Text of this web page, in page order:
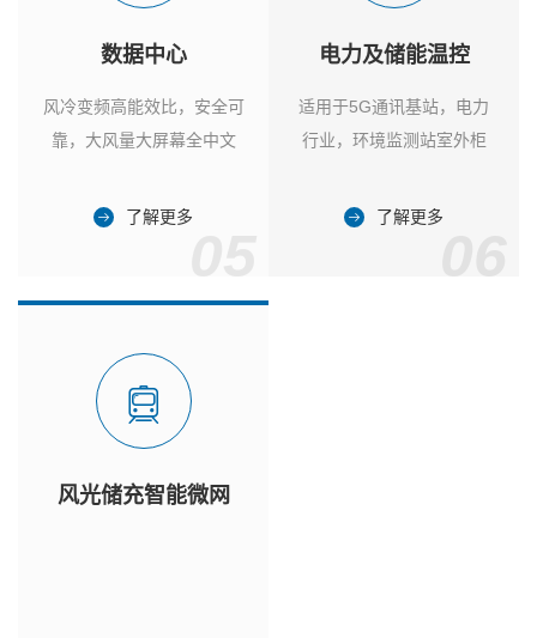
数据中心
风冷变频高能效比，安全可
靠，大风量大屏幕全中文
了解更多
电力及储能温控
适用于5G通讯基站，电力
行业，环境监测站室外柜
了解更多
风光储充智能微网